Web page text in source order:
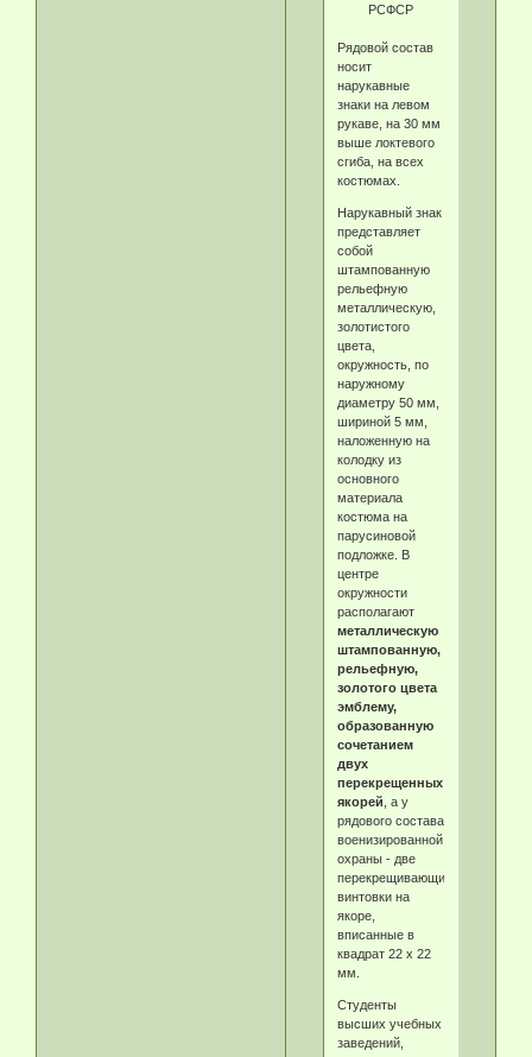
РСФСР
Рядовой состав
носит
нарукавные
знаки на левом
рукаве, на 30 мм
выше локтевого
сгиба, на всех
костюмах.
Нарукавный знак
представляет
собой
штампованную
рельефную
металлическую,
золотистого
цвета,
окружность, по
наружному
диаметру 50 мм,
шириной 5 мм,
наложенную на
колодку из
основного
материала
костюма на
парусиновой
подложке. В
центре
окружности
располагают
металлическую
штампованную,
рельефную,
золотого цвета
эмблему,
образованную
сочетанием
двух
перекрещенных
якорей , а у
рядового состава
военизированной
охраны - две
перекрещивающиеся
винтовки на
якоре,
вписанные в
квадрат 22 х 22
мм.
Студенты
высших учебных
заведений,